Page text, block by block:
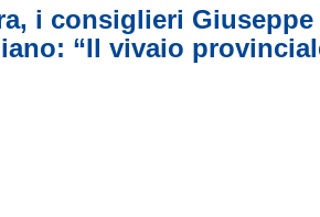
i consiglieri
“Il vivaio